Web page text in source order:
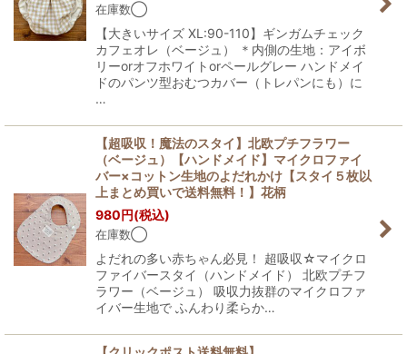
在庫数◯
【大きいサイズ XL:90-110】ギンガムチェック
カフェオレ（ベージュ） ＊内側の生地：アイボ
リーorオフホワイトorペールグレー ハンドメイ
ドのパンツ型おむつカバー（トレパンにも）に
…
【超吸収！魔法のスタイ】北欧プチフラワー
（ベージュ）【ハンドメイド】マイクロファイ
バー×コットン生地のよだれかけ【スタイ５枚以
上まとめ買いで送料無料！】花柄
980円(税込)
在庫数◯
よだれの多い赤ちゃん必見！ 超吸収☆マイクロ
ファイバースタイ（ハンドメイド） 北欧プチフ
ラワー（ベージュ） 吸収力抜群のマイクロファ
イバー生地で ふんわり柔らか…